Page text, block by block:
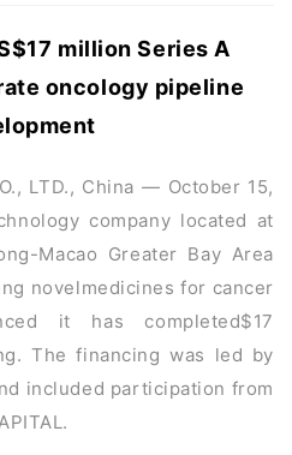
million Series A
oncology pipeline
LTD., China — October 15,
company located at
Macao Greater Bay Area
novelmedicines for cancer
it has completed$17
The financing was led by
included participation from